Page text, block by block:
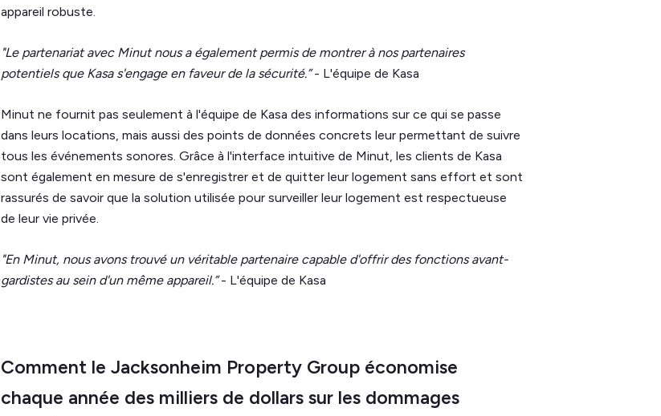
appareil robuste.
"Le partenariat avec Minut nous a également permis de montrer à nos partenaires
potentiels que Kasa s'engage en faveur de la sécurité.”- L'équipe de Kasa
Minut ne fournit pas seulement à l'équipe de Kasa des informations sur ce qui se passe
dans leurs locations, mais aussi des points de données concrets leur permettant de suivre
tous les événements sonores. Grâce à l'interface intuitive de Minut, les clients de Kasa
sont également en mesure de s'enregistrer et de quitter leur logement sans effort et sont
rassurés de savoir que la solution utilisée pour surveiller leur logement est respectueuse
de leur vie privée.
"En Minut, nous avons trouvé un véritable partenaire capable d'offrir des fonctions avant-
gardistes au sein d'un même appareil.”- L'équipe de Kasa
Comment le Jacksonheim Property Group économise
chaque année des milliers de dollars sur les dommages